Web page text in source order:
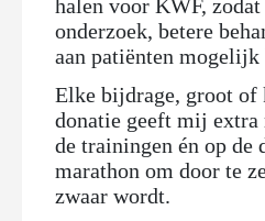
halen voor KWF,
onderzoek, betere
aan patiënten
Elke bijdrage, groot of
donatie geeft mij
de trainingen én op de
marathon om door te
zwaar wordt.